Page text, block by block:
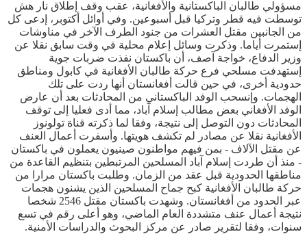
مسؤولي طالبان الباكستانية والأفغانية، عقب وقف إطلاق نار هش
توسطت فيه قطر وتركيا قبل أسبوعين. وفي أوائل أكتوبر، إدعى كل
من الجانبين مقتل العشرات من جنود الطرف الآخر في مناوشات
إستمرت أياما. وذكرت وسائل إعلام محلية في وقت سابق نقلا عن
وزير الدفاع، خواجة آصف، أن باكستان نفذت ضربات جوية
إستهدفت مسلحي فرع حركة طالبان الأفغانية في كابول ومناطق
حدودية أخرى، في حين قالت أفغانستان أنها ردت على تلك
الهجمات. وإنسحب الوفد الباكستاني من المحادثات بعد أن عارض
الوفد الأفغاني بعض مطالب إسلام آباد، مما أدى فعليا إلى توقف
المحادثات دون التوصل إلى نتيجة، وفقا لما ذكرته قناة تولونوز
الأفغانية نقلا عن مصادر لم تكشف هويتها. وأسفرت أعمال العنف
عن مقتل الآلاف - بمن فيهم مواطنون صينيون يعملون في باكستان
- منذ أن طردت إسلام آباد المسلحين المرتبطين بتنظيم القاعدة من
مناطقها الحدودية قبل عقد من الزمان. وطلبت باكستان مرارا من
حركة طالبان الأفغانية كبح جماح المسلحين الذين يشنون هجمات
عبر الحدود من أفغانستان. وشهدت باكستان مقتل 2546 شخصا
نتيجة أعمال عنف متشددة العام الماضي، وهو أعلى رقم في تسع
سنوات، وفقا لتقرير صادر عن مركز البحوث والدراسات الأمنية.